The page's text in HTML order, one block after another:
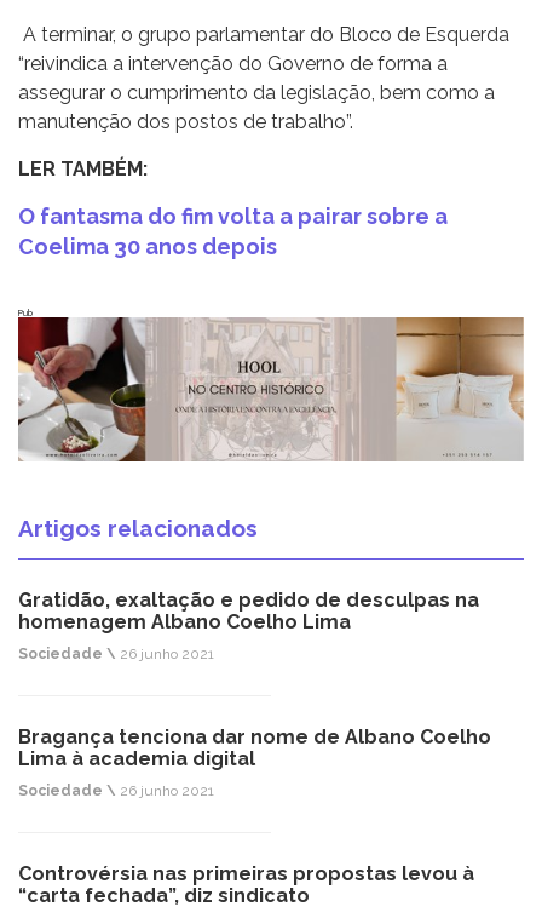
A terminar, o grupo parlamentar do Bloco de Esquerda
“reivindica a intervenção do Governo de forma a
assegurar o cumprimento da legislação, bem como a
manutenção dos postos de trabalho”.
LER TAMBÉM:
O fantasma do fim volta a pairar sobre a
Coelima 30 anos depois
Pub
Artigos relacionados
Gratidão, exaltação e pedido de desculpas na
homenagem Albano Coelho Lima
Sociedade \ 26 junho 2021
Bragança tenciona dar nome de Albano Coelho
Lima à academia digital
Sociedade \ 26 junho 2021
Controvérsia nas primeiras propostas levou à
“carta fechada”, diz sindicato